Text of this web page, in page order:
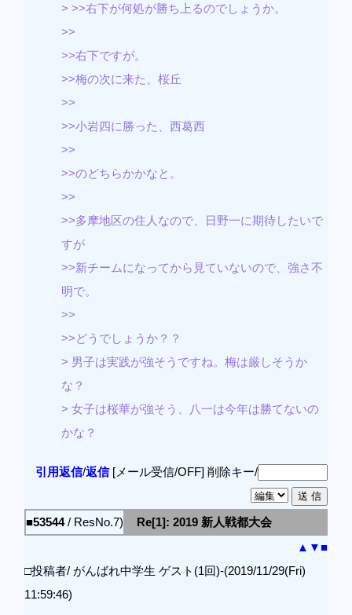
> >>右下が何処が勝ち上るのでしょうか。
>>
>>右下ですが。
>>梅の次に来た、桜丘
>>
>>小岩四に勝った、西葛西
>>
>>のどちらかかなと。
>>
>>多摩地区の住人なので、日野一に期待したいで
すが
>>新チームになってから見ていないので、強さ不
明で。
>>
>>どうでしょうか？？
> 男子は実践が強そうですね。梅は厳しそうか
な？
> 女子は桜華が強そう、八一は今年は勝てないの
かな？
引用返信/返信[メール受信/OFF] 削除キー/
■53544/ ResNo.7)
Re[1]: 2019 新人戦都大会
▲ ▼■
□投稿者/ がんばれ中学生 ゲスト(1回)-(2019/11/29(Fri)
11:59:46)